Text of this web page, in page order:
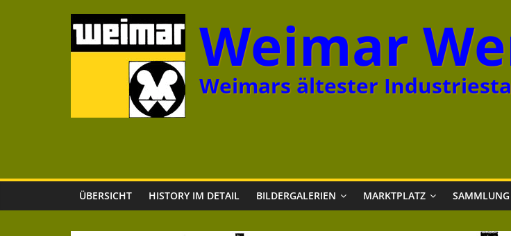
Weimar
Weimars ältester
ÜBERSICHT HISTORY IM DETAIL BILDERGALERIEN MARKTPLATZ SAMMLUNG